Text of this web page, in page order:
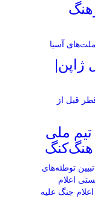
ژاپن|
ملی
هنگ‌کنگ